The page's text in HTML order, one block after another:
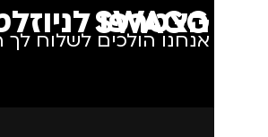
הצטרפו לניוזלטר של SWAGG
אנחנו הולכים לשלוח